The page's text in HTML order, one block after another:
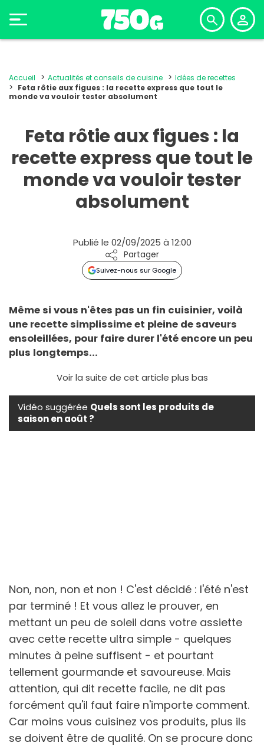
Accueil Actualités et conseils de cuisine
Idées de recettes
Feta rôtie aux figues : la recette express que tout le
monde va vouloir tester absolument
Feta rôtie aux figues : la
recette express que tout le
monde va vouloir tester
absolument
Publié le 02/09/2025 à 12:00
Partager
Suivez-nous sur Google
Même si vous n'êtes pas un fin cuisinier, voilà
une recette simplissime et pleine de saveurs
ensoleillées, pour faire durer l'été encore un peu
plus longtemps...
Voir la suite de cet article plus bas
Vidéo suggérée Quels sont les produits de
saison en août ?
Non, non, non et non ! C'est décidé : l'été n'est
par terminé ! Et vous allez le prouver, en
mettant un peu de soleil dans votre assiette
avec cette recette ultra simple - quelques
minutes à peine suffisent - et pourtant
tellement gourmande et savoureuse. Mais
attention, qui dit recette facile, ne dit pas
forcément qu'il faut faire n'importe comment.
Car moins vous cuisinez vos produits, plus ils
se doivent être de qualité. On se procure donc